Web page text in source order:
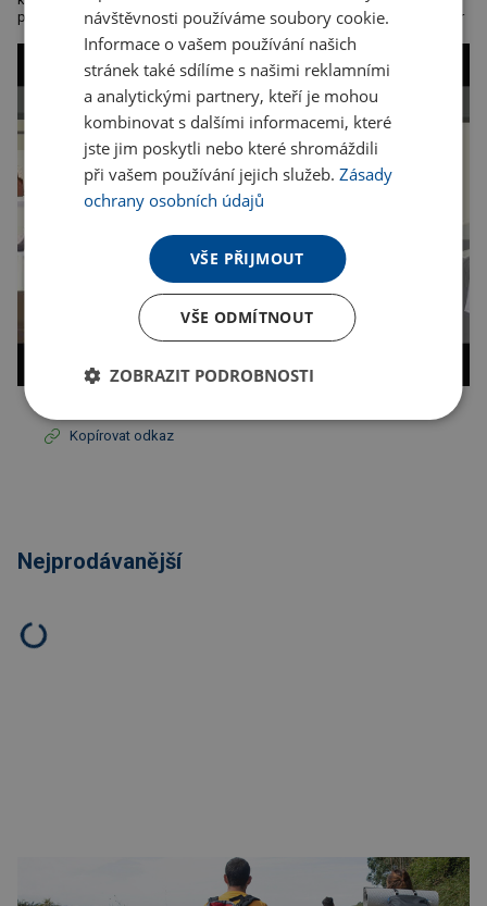
pratelné na 40°, lze sušit v sušičce. 270g/m², 50% bavlna, 50% polyester
Kopírovat odkaz
Nejprodávanější
návštěvnosti používáme soubory cookie.
Informace o vašem používání našich
stránek také sdílíme s našimi reklamními
a analytickými partnery, kteří je mohou
kombinovat s dalšími informacemi, které
jste jim poskytli nebo které shromáždili
při vašem používání jejich služeb.Zásady
ochrany osobních údajů
VŠE PŘIJMOUT
VŠE ODMÍTNOUT
ZOBRAZIT PODROBNOSTI